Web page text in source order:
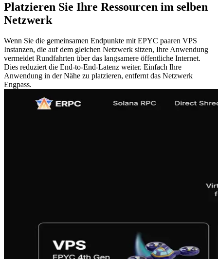
Platzieren Sie Ihre Ressourcen im selben
Netzwerk
Wenn Sie die gemeinsamen Endpunkte mit EPYC paaren VPS
Instanzen, die auf dem gleichen Netzwerk sitzen, Ihre Anwendung
vermeidet Rundfahrten über das langsamere öffentliche Internet.
Dies reduziert die End‐to-End-Latenz weiter. Einfach Ihre
Anwendung in der Nähe zu platzieren, entfernt das Netzwerk
Engpass.